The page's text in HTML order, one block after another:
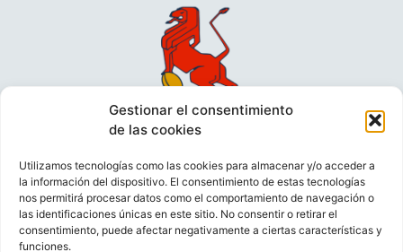
Gestionar el consentimiento
de las cookies
Utilizamos tecnologías como las cookies para almacenar y/o acceder a
la información del dispositivo. El consentimiento de estas tecnologías
nos permitirá procesar datos como el comportamiento de navegación o
las identificaciones únicas en este sitio. No consentir o retirar el
consentimiento, puede afectar negativamente a ciertas características y
funciones.